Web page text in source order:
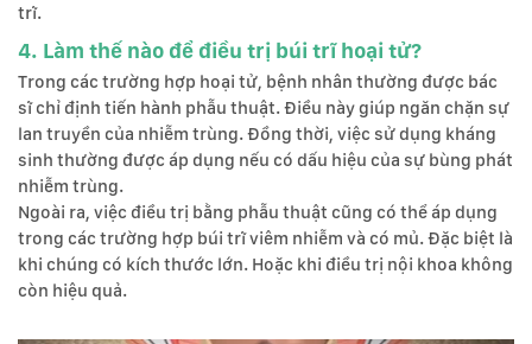
trĩ.
4. Làm thế nào để điều trị búi trĩ hoại tử?
Trong các trường hợp hoại tử, bệnh nhân thường được bác
sĩ chỉ định tiến hành phẫu thuật. Điều này giúp ngăn chặn sự
lan truyền của nhiễm trùng. Đồng thời, việc sử dụng kháng
sinh thường được áp dụng nếu có dấu hiệu của sự bùng phát
nhiễm trùng.
Ngoài ra, việc điều trị bằng phẫu thuật cũng có thể áp dụng
trong các trường hợp búi trĩ viêm nhiễm và có mủ. Đặc biệt là
khi chúng có kích thước lớn. Hoặc khi điều trị nội khoa không
còn hiệu quả.